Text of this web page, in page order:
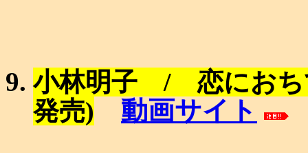
小林明子 / 恋におち
発売)
動画サイト